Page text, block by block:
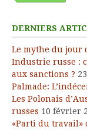
DERNIERS
Le mythe du jour
Industrie russe :
aux sanctions ?
Palmade:
Les Polonais
russes 10 février
«Parti du travail»